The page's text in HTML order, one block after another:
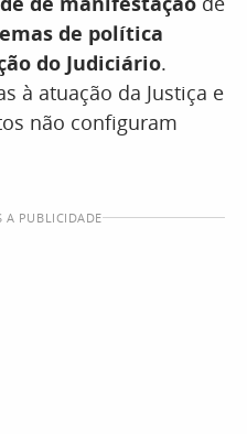
de política
do Judiciário.
à atuação da Justiça e
não configuram
A PUBLICIDADE